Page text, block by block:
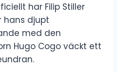
har Filip Stiller
hans djupt
med den
Hugo Cogo väckt ett